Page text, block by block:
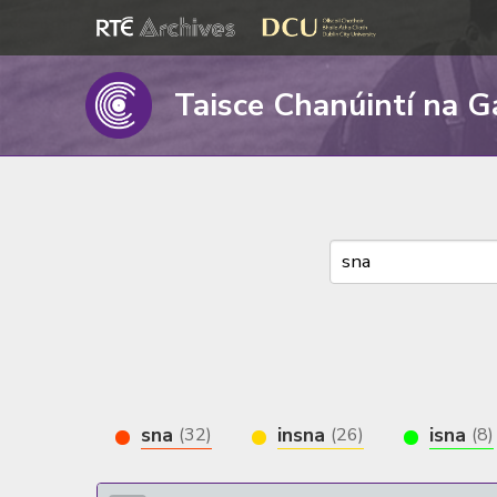
Taisce Chanúintí na
sna (32) insna (26) isna (8)